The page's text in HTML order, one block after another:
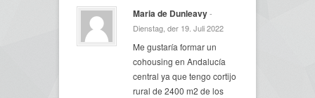
Maria de Dunleavy-
Dienstag, der 19. Juli 2022
Me gustaría formar un
cohousing en Andalucía
central ya que tengo cortijo
rural de 2400 m2 de los